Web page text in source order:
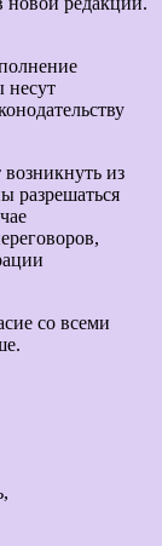
несут
из
разрешаться
со всеми